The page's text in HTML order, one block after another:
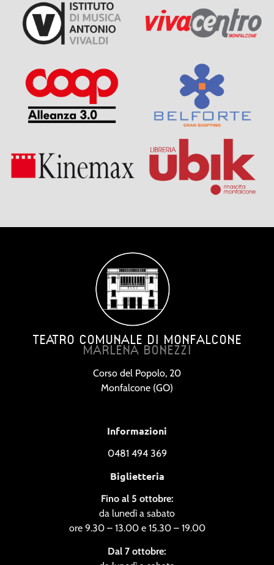
TEATRO COMUNALE DI MONFALCONE
MARLENA BONEZZI
Corso del Popolo, 20
Monfalcone (GO)
Informazioni
0481 494 369
Biglietteria
Fino al 5 ottobre:
da lunedì a sabato
ore 9.30 – 13.00 e 15.30 – 19.00
Dal 7 ottobre: